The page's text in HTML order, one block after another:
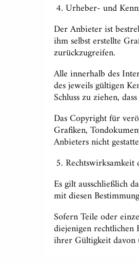
Urheber- und
Der Anbieter ist
ihm selbst erstellte
zurückzugreifen.
Alle innerhalb des
des jeweils gültigen
Schluss zu ziehen,
Das Copyright für
Grafiken,
Anbieters nicht
Rechtswirksamkeit
Es gilt ausschließlich
mit diesen
Sofern Teile oder
diejenigen rechtlichen
ihrer Gültigkeit davon